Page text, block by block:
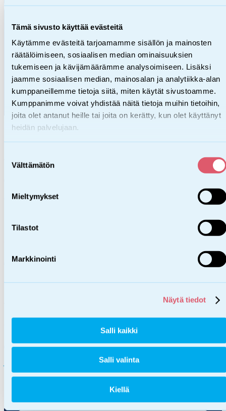
Tämä sivusto käyttää evästeitä
Käytämme evästeitä tarjoamamme sisällön ja mainosten
räätälöimiseen, sosiaalisen median ominaisuuksien
tukemiseen ja kävijämäärämme analysoimiseen. Lisäksi
jaamme sosiaalisen median, mainosalan ja analytiikka-alan
kumppaneillemme tietoja siitä, miten käytät sivustoamme.
Kumppanimme voivat yhdistää näitä tietoja muihin tietoihin,
joita olet antanut heille tai joita on kerätty, kun olet käyttänyt
heidän palvelujaan.
valinta
Välttämätön
Mieltymykset
Tilastot
Markkinointi
Näytä tiedot
Salli kaikki
Salli valinta
Kiellä
heidi.lotjonen@sos-lapsikyla.fi
044 794 5708
0447727136
jenna.simola@sos-lapsikyla.fi
Keskinen alue (Tampere-Jyväskylä)